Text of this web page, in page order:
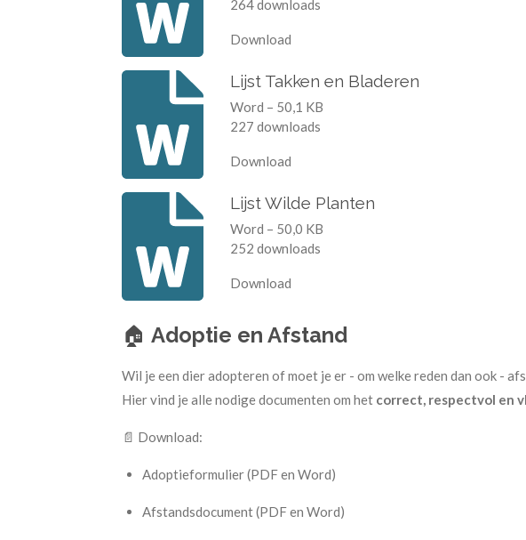
264 downloads
Download
Lijst Takken en Bladeren
Word – 50,1 KB
227 downloads
Download
Lijst Wilde Planten
Word – 50,0 KB
252 downloads
Download
🏠 Adoptie en Afstand
Wil je een dier adopteren of moet je er - om welke reden dan ook -
Hier vind je alle nodige documenten om het correct, respectvol en
📄 Download:
Adoptieformulier (PDF en Word)
Afstandsdocument (PDF en Word)